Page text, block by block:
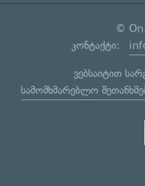
©
კონტაქტი:
ვებსაიტით
სამომხმარებლო